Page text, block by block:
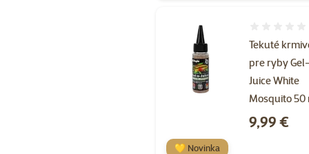
Tekuté
pre ryby
Juice White
Mosquito 50
Cena
9,99 €
💛 Novinka